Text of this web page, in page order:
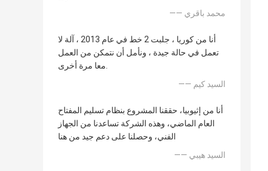
—— محمد باقري
أنا من كوريا ، جلبت 2 خط في عام 2013 ، آلة لا
تعمل في حالة جيدة ، ونأمل أن نتمكن من العمل
معا مرة أخرى.
—— السيد كيم
أنا من إثيوبيا، حققنا المشروع بنظام تسليم المفتاح
العام الماضي، وهذه الشركة تساعدنا من الجهاز
الفني، وحصلنا على دعم جيد من هنا
—— السيد هيبي